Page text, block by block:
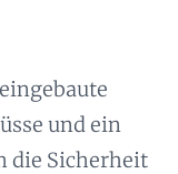
und ein
die Sicherheit